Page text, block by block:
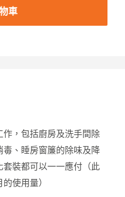
車
，包括廚房及洗手間除
、睡房窗簾的除味及降
裝都可以一一應付（此
使用量）